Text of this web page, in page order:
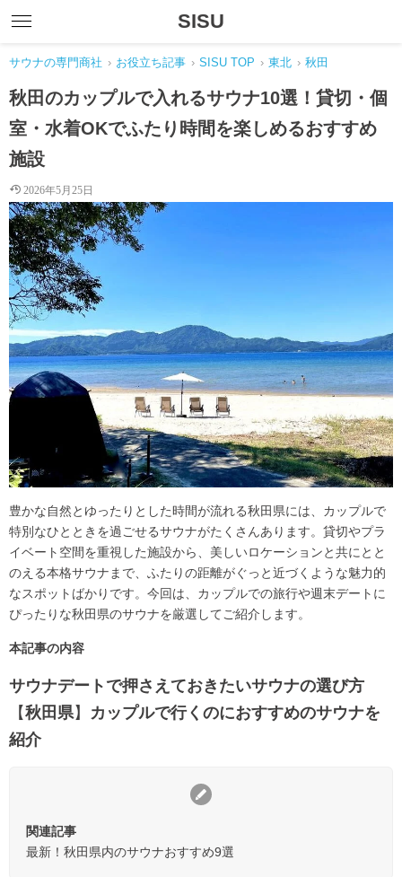
SISU
サウナの専門商社 › お役立ち記事 › SISU TOP › 東北 › 秋田
秋田のカップルで入れるサウナ10選！貸切・個
室・水着OKでふたり時間を楽しめるおすすめ
施設
2026年5月25日
豊かな自然とゆったりとした時間が流れる秋田県には、カップルで
特別なひとときを過ごせるサウナがたくさんあります。貸切やプラ
イベート空間を重視した施設から、美しいロケーションと共にとと
のえる本格サウナまで、ふたりの距離がぐっと近づくような魅力的
なスポットばかりです。今回は、カップルでの旅行や週末デートに
ぴったりな秋田県のサウナを厳選してご紹介します。
本記事の内容
サウナデートで押さえておきたいサウナの選び方
【秋田県】 カップルで行くのにおすすめのサウナを
紹介
関連記事
最新！秋田県内のサウナおすすめ9選